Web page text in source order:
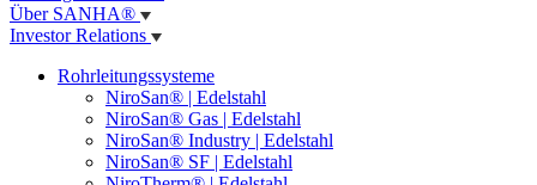
Über SANHA®
Investor Relations
Rohrleitungssysteme
NiroSan® | Edelstahl
NiroSan® Gas | Edelstahl
NiroSan® Industry | Edelstahl
NiroSan® SF | Edelstahl